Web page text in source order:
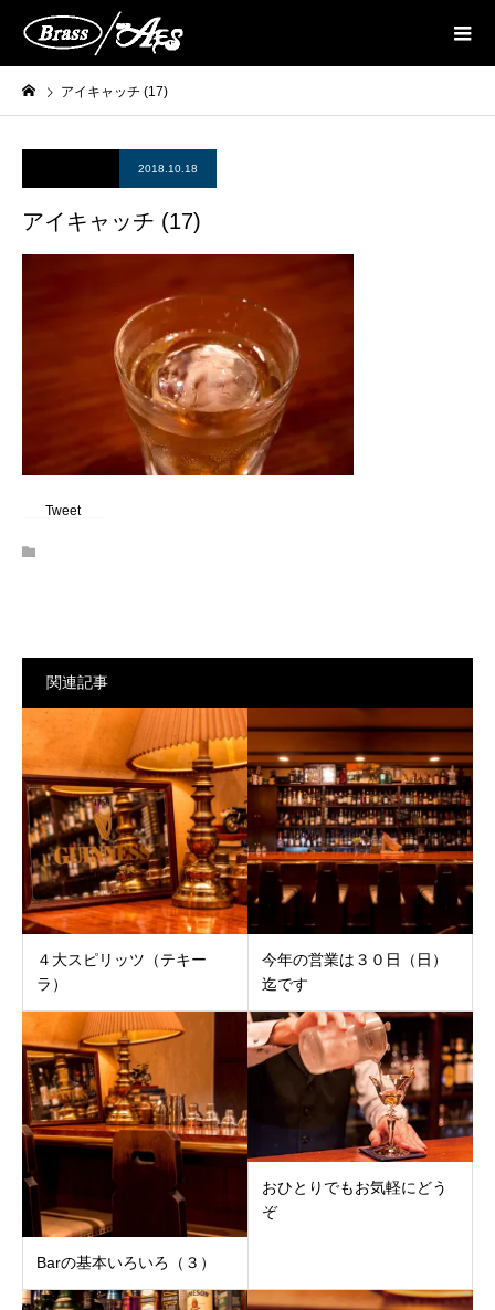
アイキャッチ (17)
2018.10.18
アイキャッチ (17)
Tweet
関連記事
４大スピリッツ（テキー
ラ）
今年の営業は３０日（日）
迄です
Barの基本いろいろ（３）
おひとりでもお気軽にどう
ぞ